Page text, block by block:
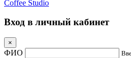
Coffee Studio
Вход в личный кабинет
×
ФИО